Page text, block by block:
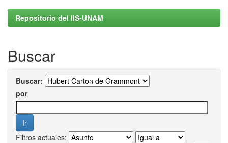
Repositorio del IIS-UNAM
Buscar
Buscar:
por
Filtros actuales: